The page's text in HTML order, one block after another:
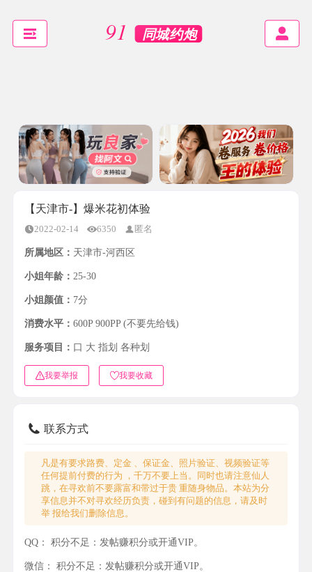
【天津市-】爆米花初体验
2022-02-14 6350 匿名
所属地区： 天津市-河西区
小姐年龄： 25-30
小姐颜值： 7分
消费水平： 600P 900PP (不要先给钱)
服务项目： 口 大 指划 各种划
我要举报 我要收藏
联系方式
凡是有要求路费、定金 、保证金、照片验证、视频验证等
任何提前付费的行为 ，千万不要上当。同时也请注意仙人
跳，在寻欢前不要露富和带过于贵 重随身物品。本站为分
享信息并不对寻欢经历负责，碰到有问题的信息，请及时
举 报给我们删除信息。
QQ： 积分不足：发帖赚积分或开通VIP。
微信： 积分不足：发帖赚积分或开通VIP。